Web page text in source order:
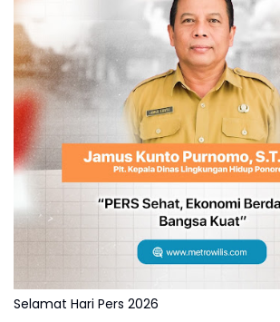
Selamat Hari Pers 2026